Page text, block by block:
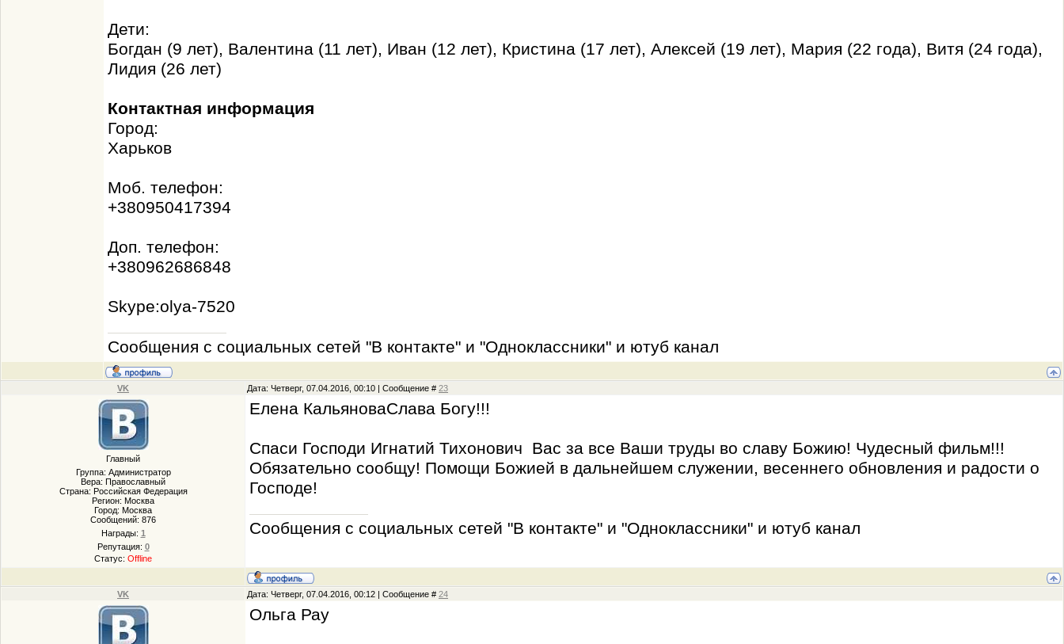
Дети:
Богдан (9 лет), Валентина (11 лет), Иван (12 лет), Кристина (17 лет), Алексей (19 лет), Мария (22 года), Витя (24 года),
Лидия (26 лет)
Контактная информация
Город:
Харьков
Моб. телефон:
+380950417394
Доп. телефон:
+380962686848
Skype:olya-7520
Сообщения с социальных сетей "В контакте" и "Одноклассники" и ютуб канал
VK Дата: Четверг, 07.04.2016, 00:10 | Сообщение # 23
Главный
Группа: Администратор
Вера: Православный
Страна: Российская Федерация
Регион: Москва
Город: Москва
Сообщений: 876
Награды: 1
Репутация: 0
Статус: Offline
Елена КальяноваСлава Богу!!!
Спаси Господи Игнатий Тихонович Вас за все Ваши труды во славу Божию! Чудесный фильм!!!
Обязательно сообщу! Помощи Божией в дальнейшем служении, весеннего обновления и радости о
Господе!
Сообщения с социальных сетей "В контакте" и "Одноклассники" и ютуб канал
VK Дата: Четверг, 07.04.2016, 00:12 | Сообщение # 24
Ольга Рау